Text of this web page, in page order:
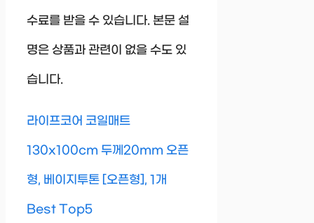
수료를 받을 수 있습니다. 본문 설
명은 상품과 관련이 없을 수도 있
습니다.
라이프코어 코일매트
130x100cm 두께20mm 오픈
형, 베이지투톤 [오픈형], 1개
Best Top5